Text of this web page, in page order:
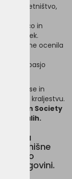
za podjetništvo,
s špinačo in
priboljšek.
Magazine ocenila
etično pasjo
za pse in
kraljestvu.
Vegan Society
na živalih.
za hišne
lahko
trgovini.